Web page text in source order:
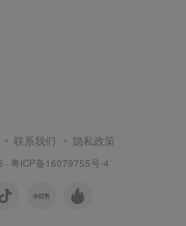
联系我们 隐私政策
· 粤ICP备16079755号-4